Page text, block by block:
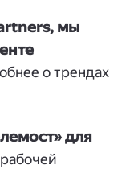
мы
о трендах
для